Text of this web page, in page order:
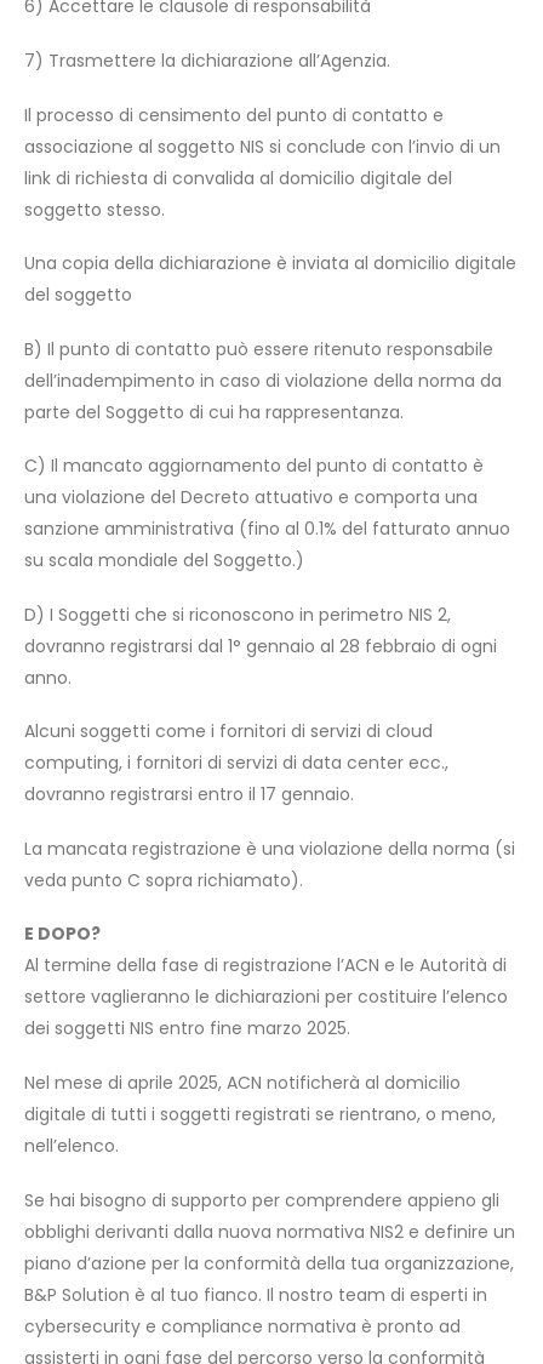
6) Accettare le clausole di responsabilità
7) Trasmettere la dichiarazione all’Agenzia.
Il processo di censimento del punto di contatto e
associazione al soggetto NIS si conclude con l’invio di un
link di richiesta di convalida al domicilio digitale del
soggetto stesso.
Una copia della dichiarazione è inviata al domicilio digitale
del soggetto
B) Il punto di contatto può essere ritenuto responsabile
dell’inadempimento in caso di violazione della norma da
parte del Soggetto di cui ha rappresentanza.
C) Il mancato aggiornamento del punto di contatto è
una violazione del Decreto attuativo e comporta una
sanzione amministrativa (fino al 0.1% del fatturato annuo
su scala mondiale del Soggetto.)
D) I Soggetti che si riconoscono in perimetro NIS 2,
dovranno registrarsi dal 1° gennaio al 28 febbraio di ogni
anno.
Alcuni soggetti come i fornitori di servizi di cloud
computing, i fornitori di servizi di data center ecc.,
dovranno registrarsi entro il 17 gennaio.
La mancata registrazione è una violazione della norma (si
veda punto C sopra richiamato).
E DOPO?
Al termine della fase di registrazione l’ACN e le Autorità di
settore vaglieranno le dichiarazioni per costituire l’elenco
dei soggetti NIS entro fine marzo 2025.
Nel mese di aprile 2025, ACN notificherà al domicilio
digitale di tutti i soggetti registrati se rientrano, o meno,
nell’elenco.
Se hai bisogno di supporto per comprendere appieno gli
obblighi derivanti dalla nuova normativa NIS2 e definire un
piano d’azione per la conformità della tua organizzazione,
B&P Solution è al tuo fianco. Il nostro team di esperti in
cybersecurity e compliance normativa è pronto ad
assisterti in ogni fase del percorso verso la conformità